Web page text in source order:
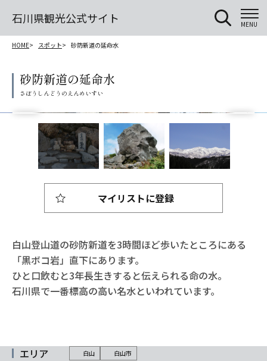
石川県観光公式サイト MENU
HOME スポット 砂防新道の延命水
砂防新道の延命水
白山登山道の砂防新道を3時間ほど歩いたところにある
「黒ボコ岩」直下にあります。
ひと口飲むと3年長生きすると伝えられる命の水。
石川県で一番標高の高い名水といわれています。
マイリストに登録
エリア 白山 白山市